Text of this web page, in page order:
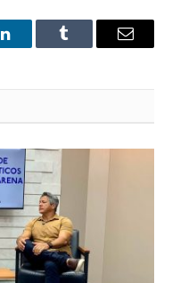
LinkedInTumblr
E-